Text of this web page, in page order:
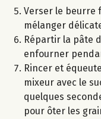
Verser le beurre
mélanger
Répartir la pâte
enfourner
Rincer et
mixeur avec le
quelques
pour ôter les